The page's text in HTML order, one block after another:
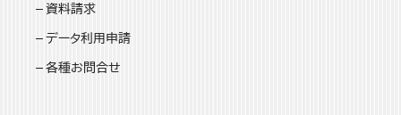
資料請求
データ利用申請
各種お問合せ